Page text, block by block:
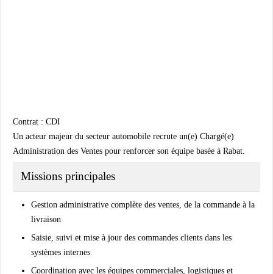
Contrat : CDI
Un acteur majeur du secteur automobile recrute un(e) Chargé(e)
Administration des Ventes pour renforcer son équipe basée à Rabat.
Missions principales
Gestion administrative complète des ventes, de la commande à la
livraison
Saisie, suivi et mise à jour des commandes clients dans les
systèmes internes
Coordination avec les équipes commerciales, logistiques et